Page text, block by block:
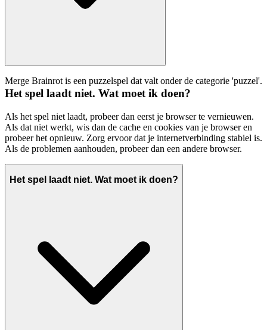
Merge Brainrot is een puzzelspel dat valt onder de categorie 'puzzel'.
Het spel laadt niet. Wat moet ik doen?
Als het spel niet laadt, probeer dan eerst je browser te vernieuwen.
Als dat niet werkt, wis dan de cache en cookies van je browser en
probeer het opnieuw. Zorg ervoor dat je internetverbinding stabiel is.
Als de problemen aanhouden, probeer dan een andere browser.
Het spel laadt niet. Wat moet ik doen?